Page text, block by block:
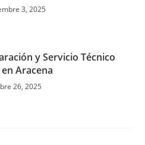
3, 2025
y Servicio Técnico
Aracena
26, 2025